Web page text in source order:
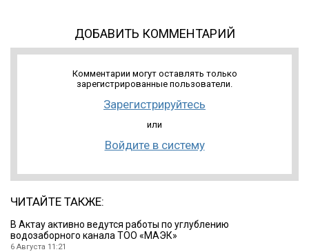
ДОБАВИТЬ КОММЕНТАРИЙ
Комментарии могут оставлять только
зарегистрированные пользователи.
Зарегистрируйтесь
или
Войдите в систему
ЧИТАЙТЕ ТАКЖЕ:
В Актау активно ведутся работы по углублению
водозаборного канала ТОО «МАЭК»
6 Августа 11:21